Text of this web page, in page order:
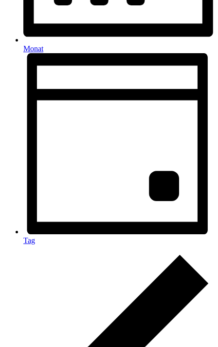
Monat
Tag